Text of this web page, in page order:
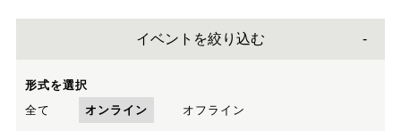
イベントを絞り込む
形式を選択
全て
オンライン オフライン